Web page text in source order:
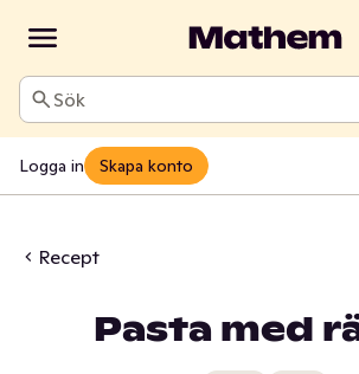
Sök
Logga in Skapa konto
Recept
Pasta med